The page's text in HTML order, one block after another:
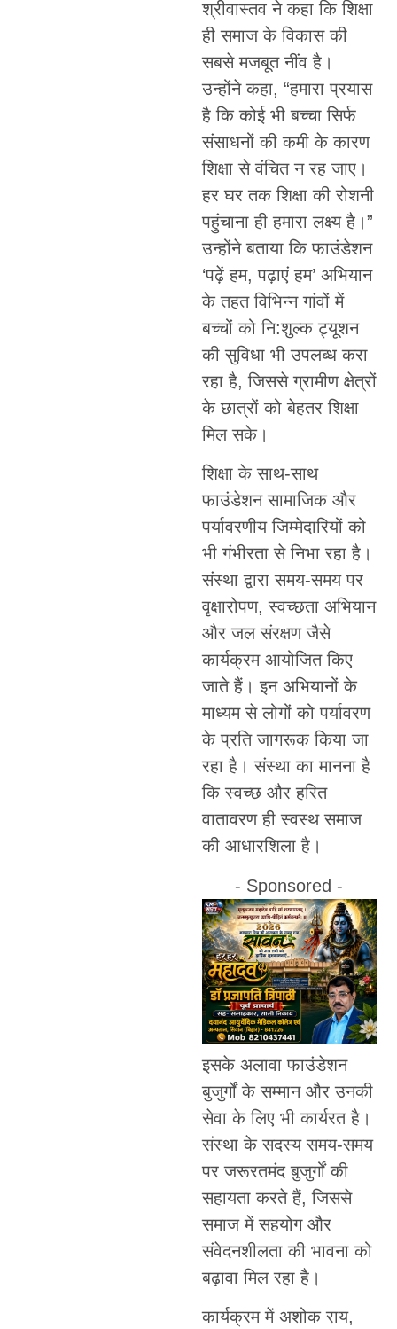
श्रीवास्तव ने कहा कि शिक्षा
ही समाज के विकास की
सबसे मजबूत नींव है।
उन्होंने कहा, “हमारा प्रयास
है कि कोई भी बच्चा सिर्फ
संसाधनों की कमी के कारण
शिक्षा से वंचित न रह जाए।
हर घर तक शिक्षा की रोशनी
पहुंचाना ही हमारा लक्ष्य है।”
उन्होंने बताया कि फाउंडेशन
‘पढ़ें हम, पढ़ाएं हम’ अभियान
के तहत विभिन्न गांवों में
बच्चों को नि:शुल्क ट्यूशन
की सुविधा भी उपलब्ध करा
रहा है, जिससे ग्रामीण क्षेत्रों
के छात्रों को बेहतर शिक्षा
मिल सके।
शिक्षा के साथ-साथ
फाउंडेशन सामाजिक और
पर्यावरणीय जिम्मेदारियों को
भी गंभीरता से निभा रहा है।
संस्था द्वारा समय-समय पर
वृक्षारोपण, स्वच्छता अभियान
और जल संरक्षण जैसे
कार्यक्रम आयोजित किए
जाते हैं। इन अभियानों के
माध्यम से लोगों को पर्यावरण
के प्रति जागरूक किया जा
रहा है। संस्था का मानना है
कि स्वच्छ और हरित
वातावरण ही स्वस्थ समाज
की आधारशिला है।
- Sponsored -
इसके अलावा फाउंडेशन
बुजुर्गों के सम्मान और उनकी
सेवा के लिए भी कार्यरत है।
संस्था के सदस्य समय-समय
पर जरूरतमंद बुजुर्गों की
सहायता करते हैं, जिससे
समाज में सहयोग और
संवेदनशीलता की भावना को
बढ़ावा मिल रहा है।
कार्यक्रम में अशोक राय,